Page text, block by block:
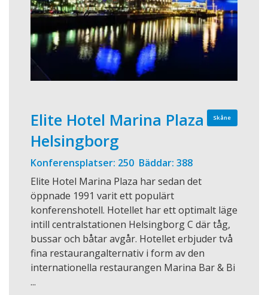
Skåne
Elite Hotel Marina Plaza
Helsingborg
Konferensplatser: 250 Bäddar: 388
Elite Hotel Marina Plaza har sedan det
öppnade 1991 varit ett populärt
konferenshotell. Hotellet har ett optimalt läge
intill centralstationen Helsingborg C där tåg,
bussar och båtar avgår. Hotellet erbjuder två
fina restaurangalternativ i form av den
internationella restaurangen Marina Bar & Bi
...